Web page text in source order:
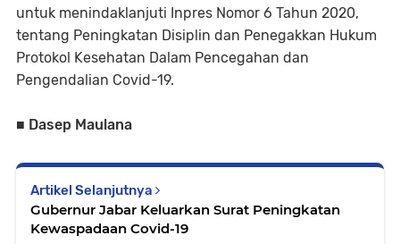
untuk menindaklanjuti Inpres Nomor 6 Tahun 2020,
tentang Peningkatan Disiplin dan Penegakkan Hukum
Protokol Kesehatan Dalam Pencegahan dan
Pengendalian Covid-19.
■ Dasep Maulana
Artikel Selanjutnya
Gubernur Jabar Keluarkan Surat Peningkatan
Kewaspadaan Covid-19